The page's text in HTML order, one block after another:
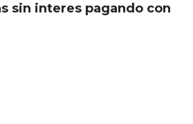
sin interes pagando con